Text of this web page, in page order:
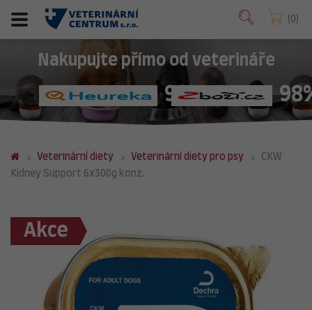
0
Nakupujte přímo od veterináře
98%
Veterinární diety Veterinární diety pro psy
CKW
Kidney Support 6x300g konz.